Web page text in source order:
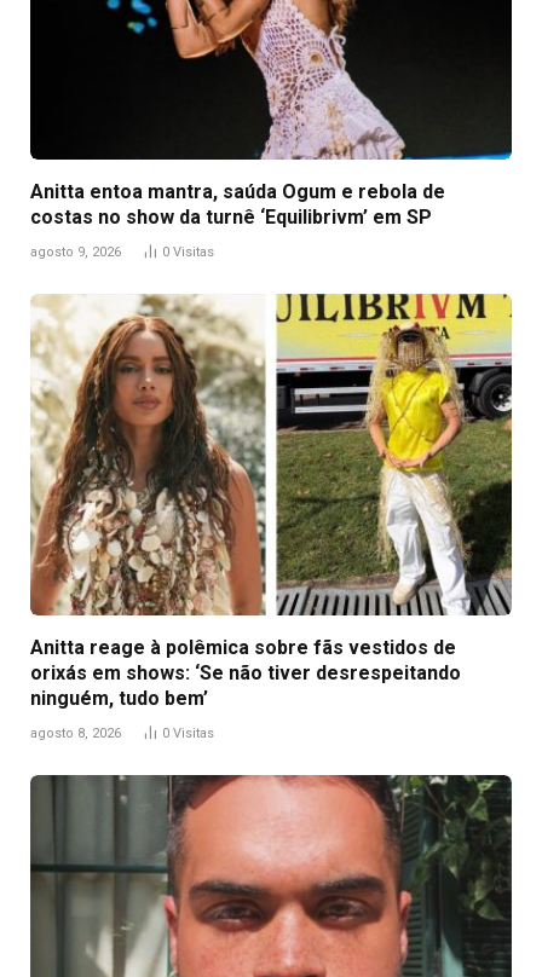
Anitta entoa mantra, saúda Ogum e rebola de
costas no show da turnê ‘Equilibrivm’ em SP
agosto 9, 2026 0 Visitas
Anitta reage à polêmica sobre fãs vestidos de
orixás em shows: ‘Se não tiver desrespeitando
ninguém, tudo bem’
agosto 8, 2026 0 Visitas